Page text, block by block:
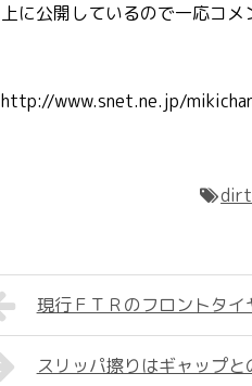
上に公開しているので一応コメ
http://www.snet.ne.jp/
現行ＦＴＲのフロントタ
スリッパ擦りはギャップと